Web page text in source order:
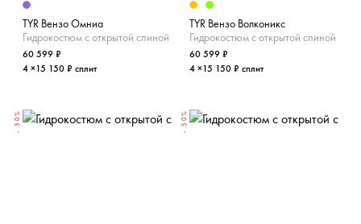
TYR Вензо Омниа
Гидрокостюм с открытой спиной
60 599 ₽
4 ×15 150 ₽ сплит
TYR Вензо Волконикс
Гидрокостюм с открытой спиной
60 599 ₽
4 ×15 150 ₽ сплит
- 50% - 50%